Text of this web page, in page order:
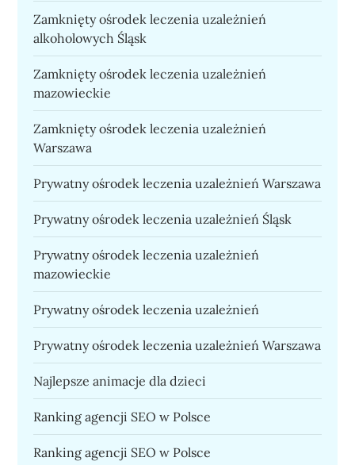
Zamknięty ośrodek leczenia uzależnień
alkoholowych Śląsk
Zamknięty ośrodek leczenia uzależnień
mazowieckie
Zamknięty ośrodek leczenia uzależnień
Warszawa
Prywatny ośrodek leczenia uzależnień Warszawa
Prywatny ośrodek leczenia uzależnień Śląsk
Prywatny ośrodek leczenia uzależnień
mazowieckie
Prywatny ośrodek leczenia uzależnień
Prywatny ośrodek leczenia uzależnień Warszawa
Najlepsze animacje dla dzieci
Ranking agencji SEO w Polsce
Ranking agencji SEO w Polsce